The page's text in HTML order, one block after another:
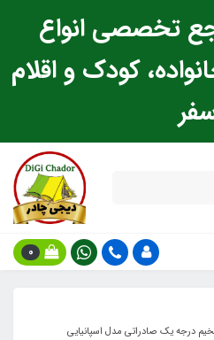
تخصصی انواع
کودک و اقلام
0